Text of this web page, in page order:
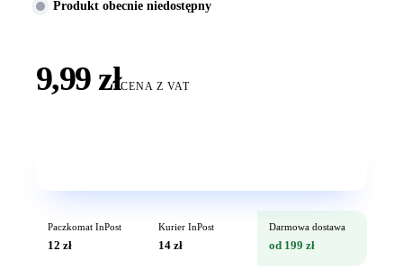
Produkt obecnie niedostępny
9,99 złCENA Z VAT
Paczkomat InPost
12 zł
Kurier InPost
14 zł
Darmowa dostawa
od 199 zł